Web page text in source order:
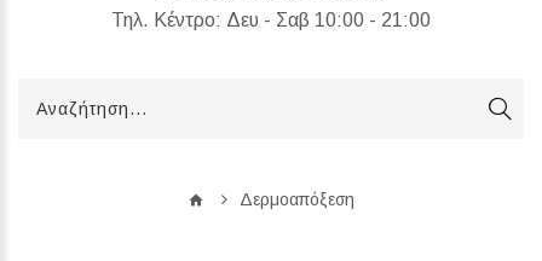
Τηλ. Κέντρο: Δευ - Σαβ 10:00 - 21:00
Δερμοαπόξεση